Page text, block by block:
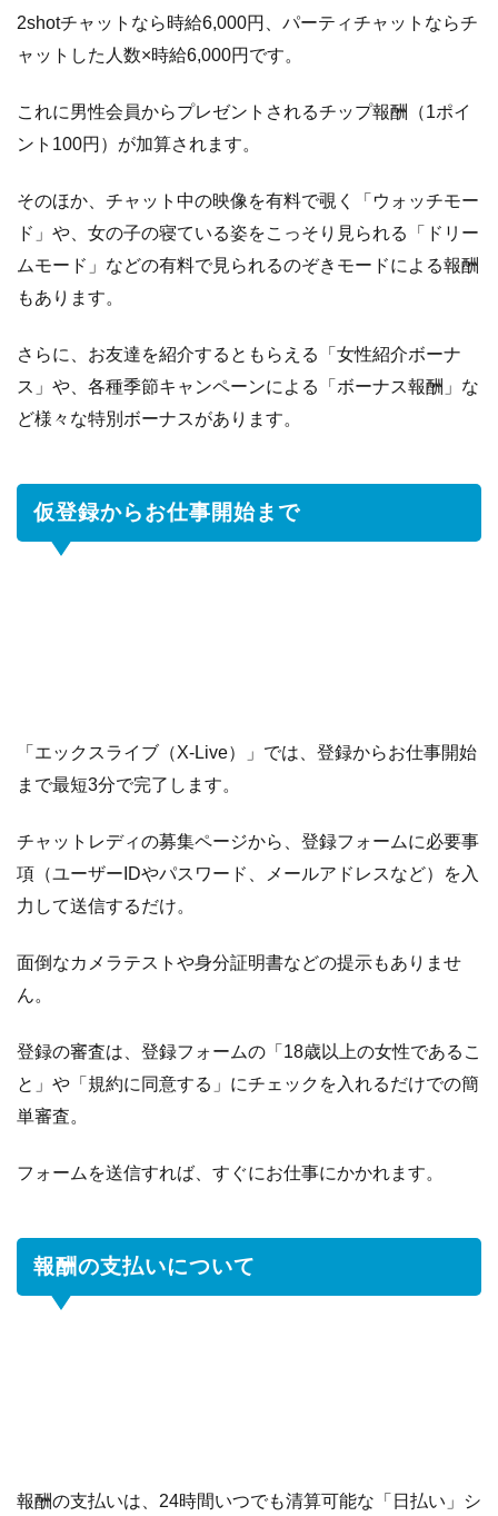
2shotチャットなら時給6,000円、パーティチャットならチ
ャットした人数×時給6,000円です。
これに男性会員からプレゼントされるチップ報酬（1ポイ
ント100円）が加算されます。
そのほか、チャット中の映像を有料で覗く「ウォッチモー
ド」や、女の子の寝ている姿をこっそり見られる「ドリー
ムモード」などの有料で見られるのぞきモードによる報酬
もあります。
さらに、お友達を紹介するともらえる「女性紹介ボーナ
ス」や、各種季節キャンペーンによる「ボーナス報酬」な
ど様々な特別ボーナスがあります。
仮登録からお仕事開始まで
「エックスライブ（X-Live）」では、登録からお仕事開始
まで最短3分で完了します。
チャットレディの募集ページから、登録フォームに必要事
項（ユーザーIDやパスワード、メールアドレスなど）を入
力して送信するだけ。
面倒なカメラテストや身分証明書などの提示もありませ
ん。
登録の審査は、登録フォームの「18歳以上の女性であるこ
と」や「規約に同意する」にチェックを入れるだけでの簡
単審査。
フォームを送信すれば、すぐにお仕事にかかれます。
報酬の支払いについて
報酬の支払いは、24時間いつでも清算可能な「日払い」シ